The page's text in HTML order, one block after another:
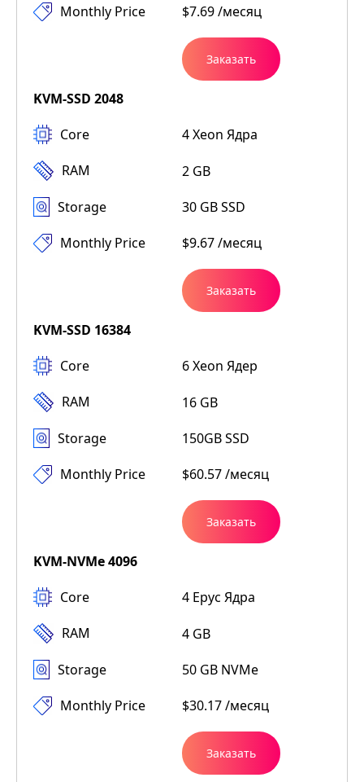
Monthly Price
$7.69 /месяц
Заказать
KVM-SSD 2048
Core
4 Xeon Ядра
RAM
2 GB
Storage
30 GB SSD
Monthly Price
$9.67 /месяц
Заказать
KVM-SSD 16384
Core
6 Xeon Ядер
RAM
16 GB
Storage
150GB SSD
Monthly Price
$60.57 /месяц
Заказать
KVM-NVMe 4096
Core
4 Epyc Ядра
RAM
4 GB
Storage
50 GB NVMe
Monthly Price
$30.17 /месяц
Заказать